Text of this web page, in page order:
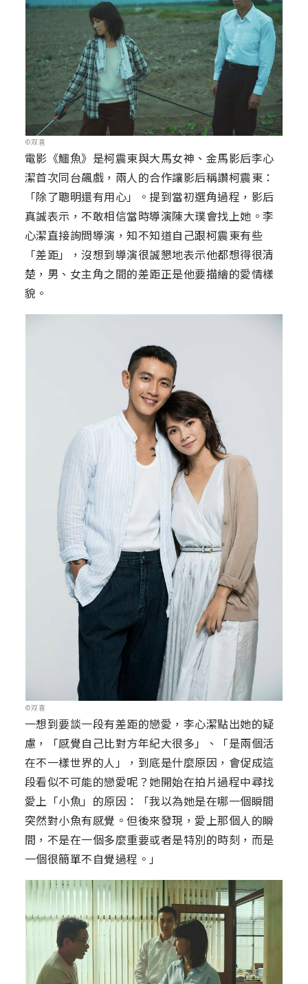
©双喜
電影《鱷魚》是柯震東與大馬女神、金馬影后李心
潔首次同台飆戲，兩人的合作讓影后稱讚柯震東：
「除了聰明還有用心」。提到當初選角過程，影后
真誠表示，不敢相信當時導演陳大璞會找上她。李
心潔直接詢問導演，知不知道自己跟柯震東有些
「差距」，沒想到導演很誠懇地表示他都想得很清
楚，男、女主角之間的差距正是他要描繪的愛情樣
貌。
©双喜
一想到要談一段有差距的戀愛，李心潔點出她的疑
慮，「感覺自己比對方年紀大很多」、「是兩個活
在不一樣世界的人」，到底是什麼原因，會促成這
段看似不可能的戀愛呢？她開始在拍片過程中尋找
愛上「小魚」的原因：「我以為她是在哪一個瞬間
突然對小魚有感覺。但後來發現，愛上那個人的瞬
間，不是在一個多麼重要或者是特別的時刻，而是
一個很簡單不自覺過程。」